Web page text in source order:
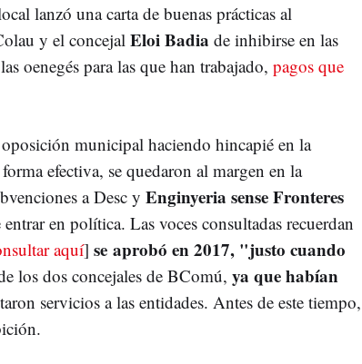
lanzó una carta de buenas prácticas al
y el concejal Eloi Badia de inhibirse en las
oenegés para las que han trabajado, pagos que
municipal haciendo hincapié en la
efectiva, se quedaron al margen en la
a Desc y Enginyeria sense Fronteres
en política. Las voces consultadas recuerdan
aquí] se aprobó en 2017, "justo cuando
los dos concejales de BComú, ya que habían
servicios a las entidades. Antes de este tiempo,